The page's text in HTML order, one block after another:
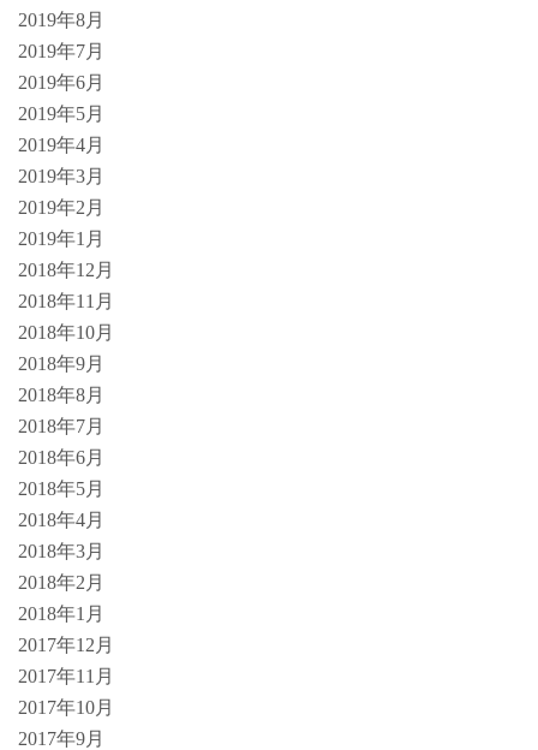
2019年8月
2019年7月
2019年6月
2019年5月
2019年4月
2019年3月
2019年2月
2019年1月
2018年12月
2018年11月
2018年10月
2018年9月
2018年8月
2018年7月
2018年6月
2018年5月
2018年4月
2018年3月
2018年2月
2018年1月
2017年12月
2017年11月
2017年10月
2017年9月